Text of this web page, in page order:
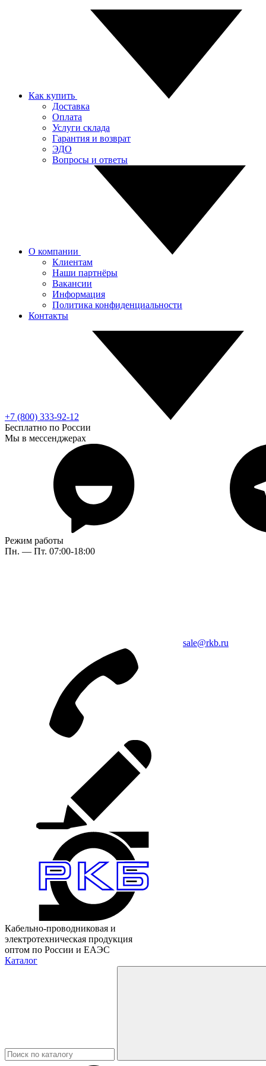
Как купить
Доставка
Оплата
Услуги склада
Гарантия и возврат
ЭДО
Вопросы и ответы
О компании
Клиентам
Наши партнёры
Вакансии
Информация
Политика конфиденциальности
Контакты
+7 (800) 333-92-12
Бесплатно по России
Мы в мессенджерах
Режим работы
Пн. — Пт. 07:00-18:00
sale@rkb.ru
Кабельно-проводниковая и
электротехническая продукция
оптом по России и ЕАЭС
Каталог